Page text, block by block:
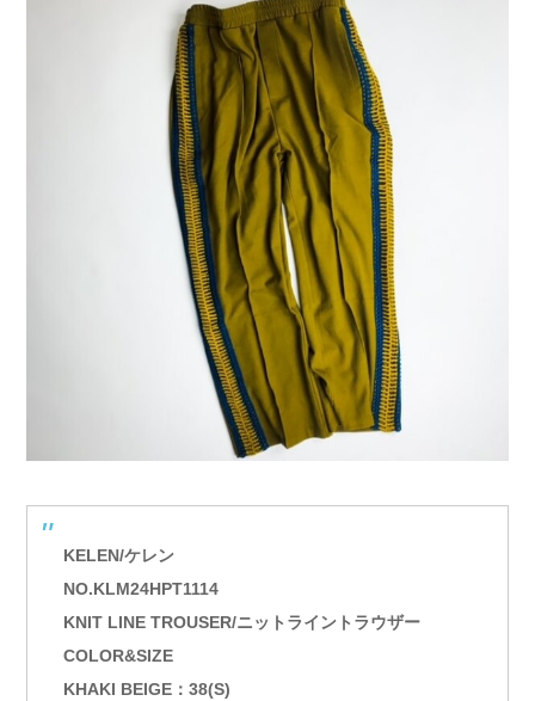
KELEN/ケレン
NO.KLM24HPT1114
KNIT LINE TROUSER/ニットライントラウザー
COLOR&SIZE
KHAKI BEIGE：38(S)